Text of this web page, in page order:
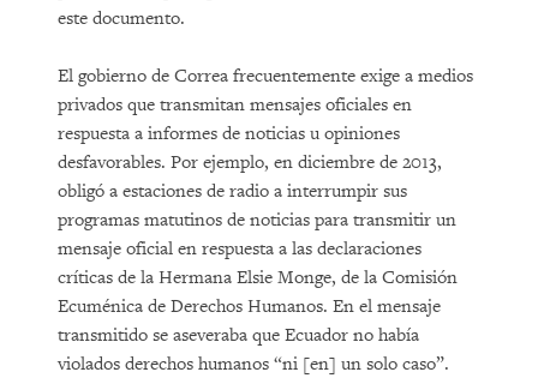
este documento.
El gobierno de Correa frecuentemente exige a medios
privados que transmitan mensajes oficiales en
respuesta a informes de noticias u opiniones
desfavorables. Por ejemplo, en diciembre de 2013,
obligó a estaciones de radio a interrumpir sus
programas matutinos de noticias para transmitir un
mensaje oficial en respuesta a las declaraciones
críticas de la Hermana Elsie Monge, de la Comisión
Ecuménica de Derechos Humanos. En el mensaje
transmitido se aseveraba que Ecuador no había
violados derechos humanos “ni [en] un solo caso”.